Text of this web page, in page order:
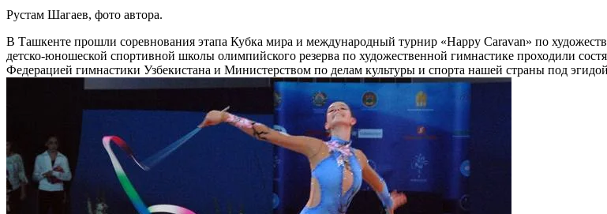
Рустам Шагаев, фото автора.
В Ташкенте прошли соревнования этапа Кубка мира и международный турнир «Happy Caravan» по
детско-юношеской спортивной школы олимпийского резерва по художественной гимнастике проходили
Федерацией гимнастики Узбекистана и Министерством по делам культуры и спорта нашей страны под